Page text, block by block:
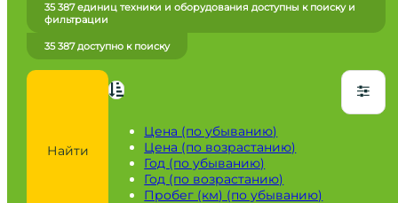
Марка
Все марки
Город / регион
Найти
Цена (по убыванию)
Цена (по возрастанию)
Год (по убыванию)
Год (по возрастанию)
Пробег (км) (по убыванию)
35 387 единиц техники и оборудования доступны к поиску и
фильтрации
35 387 доступно к поиску